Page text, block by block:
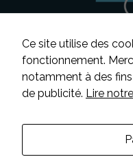
Suivez-nous
Ce site utilise des
fonctionnement.
notamment à des
de publicité. Lire